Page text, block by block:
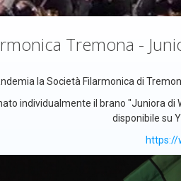
Tremona -
la Società Filarmonica di
individualmente il brano "Juniora
disponibile su
https://